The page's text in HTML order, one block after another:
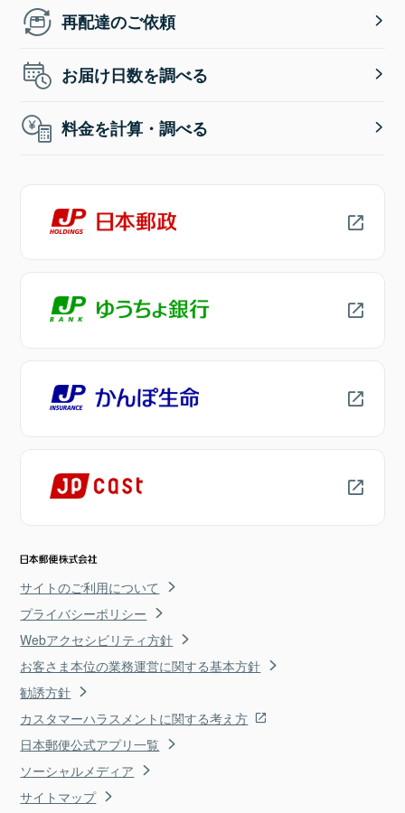
再配達のご依頼
お届け日数を調べる
料金を計算・調べる
サイトのご利用について
プライバシーポリシー
Webアクセシビリティ方針
お客さま本位の業務運営に関する基本方針
勧誘方針
カスタマーハラスメントに関する考え方
日本郵便公式アプリ一覧
ソーシャルメディア
サイトマップ